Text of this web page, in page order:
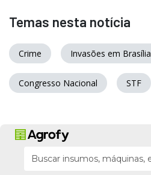
Temas nesta notícia
Crime Invasões em Brasília
Congresso Nacional STF